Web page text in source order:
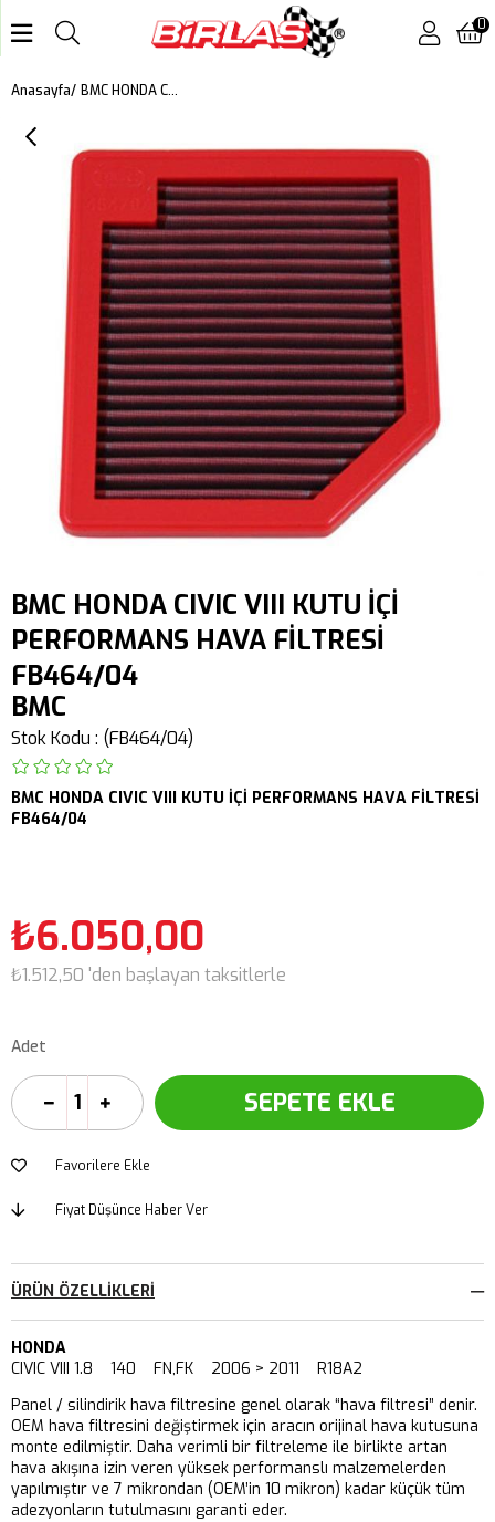
0
Anasayfa BMC HONDA CIVIC VIII KUTU İÇİ PERFORMANS HAVA FİLTRESİ FB464/04
BMC HONDA CIVIC VIII KUTU İÇİ
PERFORMANS HAVA FİLTRESİ
FB464/04
BMC
Stok Kodu (FB464/04)
BMC HONDA CIVIC VIII KUTU İÇİ PERFORMANS HAVA FİLTRESİ
FB464/04
₺6.050,00
₺1.512,50 'den başlayan taksitlerle
Adet
Favorilere Ekle
Fiyat Düşünce Haber Ver
ÜRÜN ÖZELLIKLERI
HONDA
CIVIC VIII 1.8 140 FN,FK 2006 > 2011 R18A2
Panel / silindirik hava filtresine genel olarak “hava filtresi” denir.
OEM hava filtresini değiştirmek için aracın orijinal hava kutusuna
monte edilmiştir. Daha verimli bir filtreleme ile birlikte artan
hava akışına izin veren yüksek performanslı malzemelerden
yapılmıştır ve 7 mikrondan (OEM’in 10 mikron) kadar küçük tüm
adezyonların tutulmasını garanti eder.